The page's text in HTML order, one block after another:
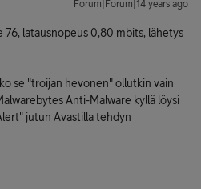
Forum|Forum|14 years ago
76, latausnopeus 0,80 mbits, lähetys
se "troijan hevonen" ollutkin vain
Anti-Malware kyllä löysi
jutun Avastilla tehdyn